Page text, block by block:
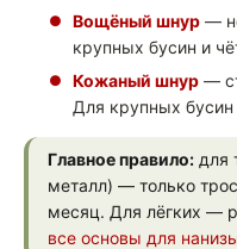
Вощёный шнур —
крупных бусин и
Кожаный шнур —
Для крупных
Главное правило: для
металл) — только
месяц. Для лёгких —
все основы для